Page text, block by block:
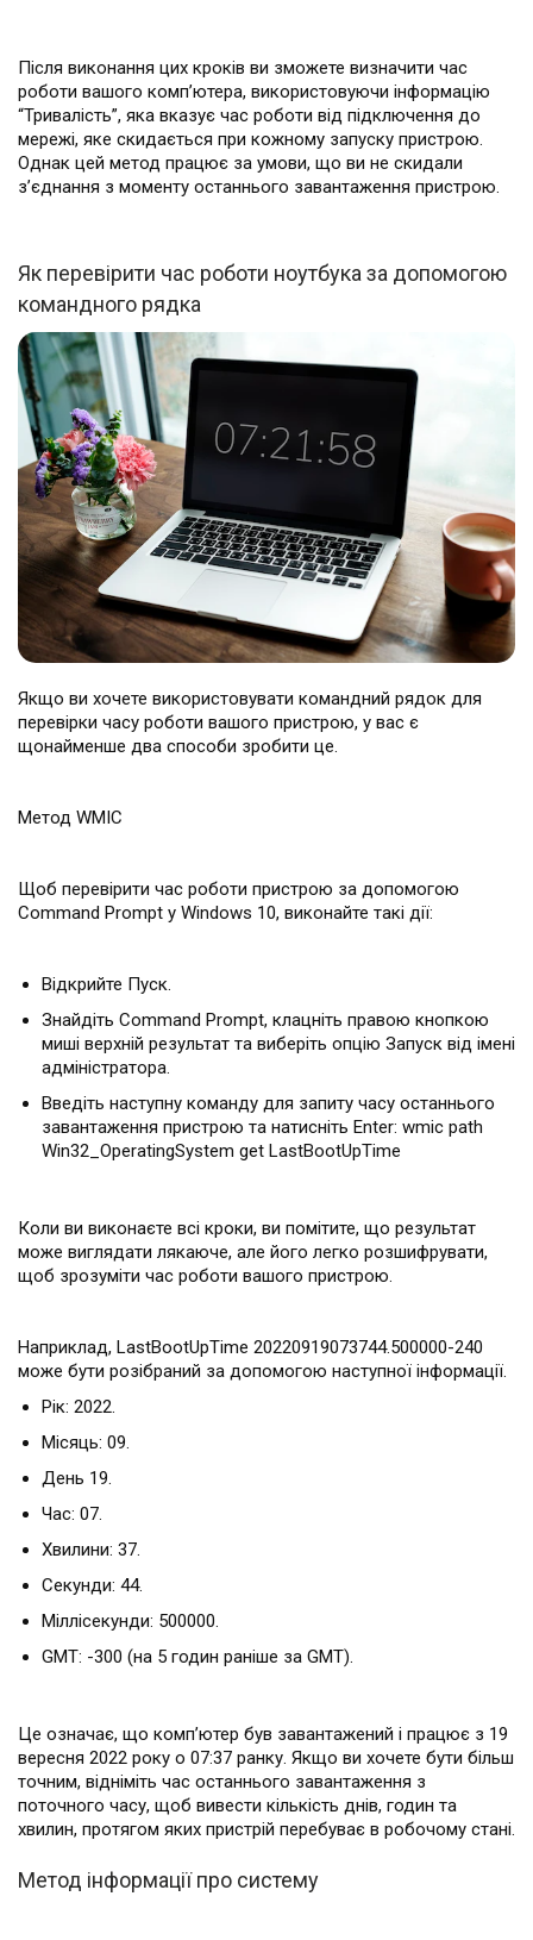
Після виконання цих кроків ви зможете визначити час
роботи вашого комп’ютера, використовуючи інформацію
“Тривалість”, яка вказує час роботи від підключення до
мережі, яке скидається при кожному запуску пристрою.
Однак цей метод працює за умови, що ви не скидали
з’єднання з моменту останнього завантаження пристрою.
Як перевірити час роботи ноутбука за допомогою
командного рядка
Якщо ви хочете використовувати командний рядок для
перевірки часу роботи вашого пристрою, у вас є
щонайменше два способи зробити це.
Метод WMIC
Щоб перевірити час роботи пристрою за допомогою
Command Prompt у Windows 10, виконайте такі дії:
Відкрийте Пуск.
Знайдіть Command Prompt, клацніть правою кнопкою
миші верхній результат та виберіть опцію Запуск від імені
адміністратора.
Введіть наступну команду для запиту часу останнього
завантаження пристрою та натисніть Enter: wmic path
Win32_OperatingSystem get LastBootUpTime
Коли ви виконаєте всі кроки, ви помітите, що результат
може виглядати лякаюче, але його легко розшифрувати,
щоб зрозуміти час роботи вашого пристрою.
Наприклад, LastBootUpTime 20220919073744.500000-240
може бути розібраний за допомогою наступної інформації.
Рік: 2022.
Місяць: 09.
День 19.
Час: 07.
Хвилини: 37.
Секунди: 44.
Міллісекунди: 500000.
GMT: -300 (на 5 годин раніше за GMT).
Це означає, що комп’ютер був завантажений і працює з 19
вересня 2022 року о 07:37 ранку. Якщо ви хочете бути більш
точним, відніміть час останнього завантаження з
поточного часу, щоб вивести кількість днів, годин та
хвилин, протягом яких пристрій перебуває в робочому стані.
Метод інформації про систему